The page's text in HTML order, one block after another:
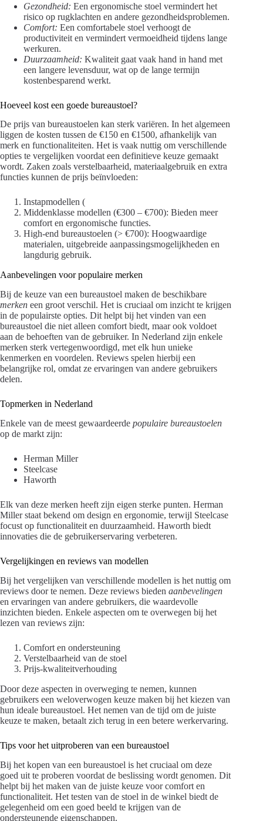
Gezondheid: Een ergonomische stoel vermindert het
risico op rugklachten en andere gezondheidsproblemen.
Comfort: Een comfortabele stoel verhoogt de
productiviteit en vermindert vermoeidheid tijdens lange
werkuren.
Duurzaamheid: Kwaliteit gaat vaak hand in hand met
een langere levensduur, wat op de lange termijn
kostenbesparend werkt.
Hoeveel kost een goede bureaustoel?
De prijs van bureaustoelen kan sterk variëren. In het algemeen
liggen de kosten tussen de €150 en €1500, afhankelijk van
merk en functionaliteiten. Het is vaak nuttig om verschillende
opties te vergelijken voordat een definitieve keuze gemaakt
wordt. Zaken zoals verstelbaarheid, materiaalgebruik en extra
functies kunnen de prijs beïnvloeden:
Instapmodellen (
Middenklasse modellen (€300 – €700): Bieden meer
comfort en ergonomische functies.
High-end bureaustoelen (> €700): Hoogwaardige
materialen, uitgebreide aanpassingsmogelijkheden en
langdurig gebruik.
Aanbevelingen voor populaire merken
Bij de keuze van een bureaustoel maken de beschikbare
merken een groot verschil. Het is cruciaal om inzicht te krijgen
in de populairste opties. Dit helpt bij het vinden van een
bureaustoel die niet alleen comfort biedt, maar ook voldoet
aan de behoeften van de gebruiker. In Nederland zijn enkele
merken sterk vertegenwoordigd, met elk hun unieke
kenmerken en voordelen. Reviews spelen hierbij een
belangrijke rol, omdat ze ervaringen van andere gebruikers
delen.
Topmerken in Nederland
Enkele van de meest gewaardeerde populaire bureaustoelen
op de markt zijn:
Herman Miller
Steelcase
Haworth
Elk van deze merken heeft zijn eigen sterke punten. Herman
Miller staat bekend om design en ergonomie, terwijl Steelcase
focust op functionaliteit en duurzaamheid. Haworth biedt
innovaties die de gebruikerservaring verbeteren.
Vergelijkingen en reviews van modellen
Bij het vergelijken van verschillende modellen is het nuttig om
reviews door te nemen. Deze reviews bieden aanbevelingen
en ervaringen van andere gebruikers, die waardevolle
inzichten bieden. Enkele aspecten om te overwegen bij het
lezen van reviews zijn:
Comfort en ondersteuning
Verstelbaarheid van de stoel
Prijs-kwaliteitverhouding
Door deze aspecten in overweging te nemen, kunnen
gebruikers een weloverwogen keuze maken bij het kiezen van
hun ideale bureaustoel. Het nemen van de tijd om de juiste
keuze te maken, betaalt zich terug in een betere werkervaring.
Tips voor het uitproberen van een bureaustoel
Bij het kopen van een bureaustoel is het cruciaal om deze
goed uit te proberen voordat de beslissing wordt genomen. Dit
helpt bij het maken van de juiste keuze voor comfort en
functionaliteit. Het testen van de stoel in de winkel biedt de
gelegenheid om een goed beeld te krijgen van de
ondersteunende eigenschappen.